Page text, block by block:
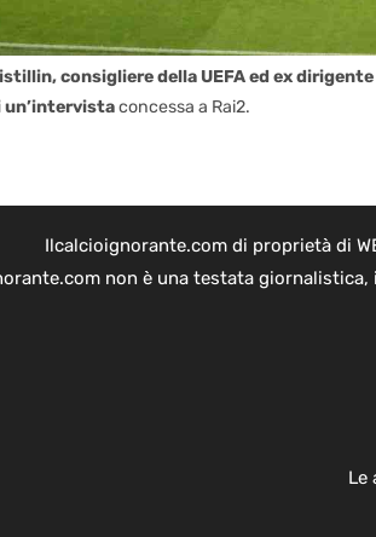
consigliere della UEFA ed ex
un’intervistaconcessa a Rai2.
Ilcalcioignorante.com di proprietà di
non è una testata
Le